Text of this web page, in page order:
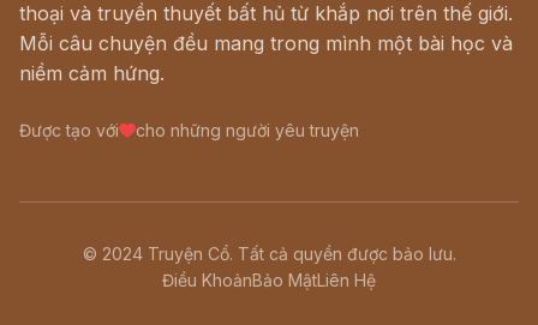
thoại và truyền thuyết bất hủ từ khắp nơi trên thế giới.
Mỗi câu chuyện đều mang trong mình một bài học và
niềm cảm hứng.
Được tạo với cho những người yêu truyện
© 2024 Truyện Cổ. Tất cả quyền được bảo lưu.
Điều KhoảnBảo MậtLiên Hệ